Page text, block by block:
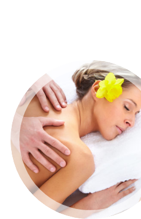
PULVINAR
LACUS
Phasellus ac erat ut lorem
vulputate molestie. Nunc et